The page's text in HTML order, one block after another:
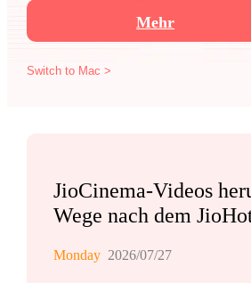
Mehr
Switch to Mac >
JioCinema-Videos
Wege nach dem
Monday 2026/07/27